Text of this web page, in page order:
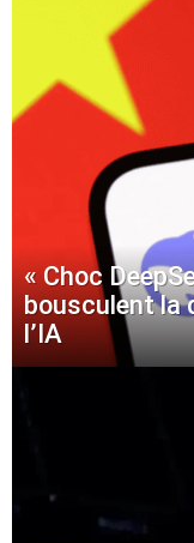
« Choc
bousculent la
l’IA